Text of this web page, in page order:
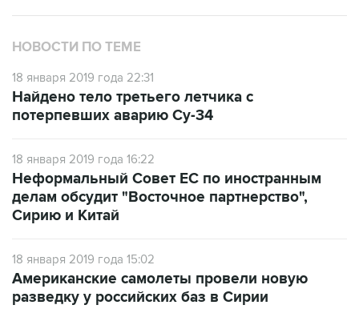
НОВОСТИ ПО ТЕМЕ
18 января 2019 года 22:31
Найдено тело третьего летчика с
потерпевших аварию Су-34
18 января 2019 года 16:22
Неформальный Совет ЕС по иностранным
делам обсудит "Восточное партнерство",
Сирию и Китай
18 января 2019 года 15:02
Американские самолеты провели новую
разведку у российских баз в Сирии